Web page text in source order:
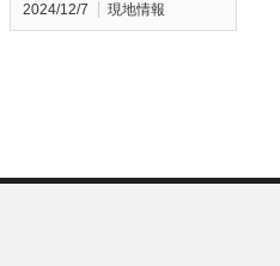
2024/12/7 現地情報